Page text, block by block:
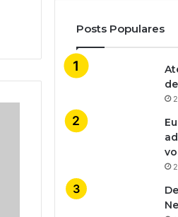
Posts Populares